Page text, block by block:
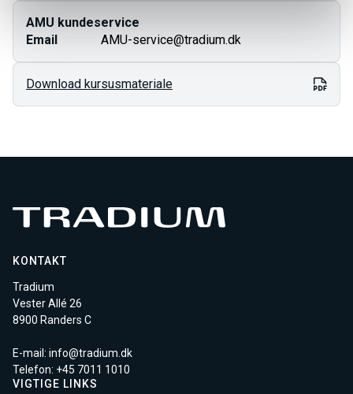
AMU kundeservice
Email
AMU-service@tradium.dk
Download kursusmateriale
KONTAKT
Tradium
Vester Allé 26
8900 Randers C
E-mail: info@tradium.dk
Telefon: +45 7011 1010
VIGTIGE LINKS